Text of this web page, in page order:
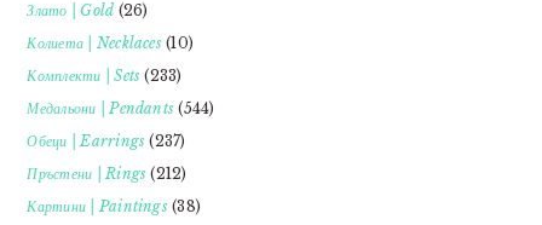
Злато | Gold (26)
Колиета | Necklaces(10)
Комплекти | Sets (233)
Медальони | Pendants (544)
Обеци | Earrings (237)
Пръстени | Rings (212)
Картини | Paintings(38)